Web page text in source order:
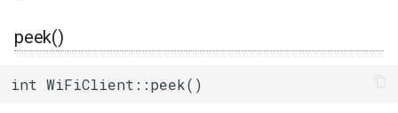
peek()
int WiFiClient::peek()